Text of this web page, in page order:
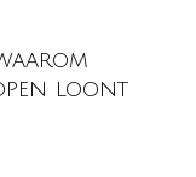
loont